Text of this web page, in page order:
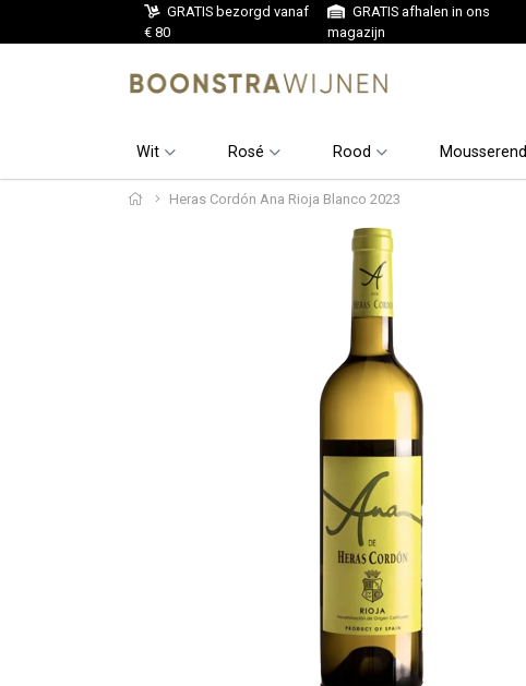
GRATIS bezorgd vanaf
€ 80
GRATIS afhalen in ons
magazijn
Wit Rosé Rood Mousserend
Heras Cordón Ana Rioja Blanco 2023